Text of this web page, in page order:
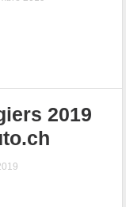
2019